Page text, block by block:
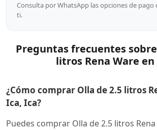
Consulta por WhatsApp las opciones de pago
ti.
Preguntas frecuentes
litros Rena Ware en
¿Cómo comprar Olla de 2.5 litros
Ica, Ica?
Puedes comprar Olla de 2.5 litros